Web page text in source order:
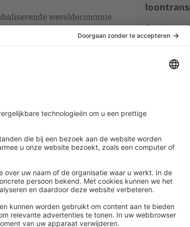
wereldeconomie.
onzekerheid wordt nog eens
onzekerheden moeten serieus
Per 1
aantonen
Wat
leer je de
plan van
Schrijf je
HR
E-mailadres